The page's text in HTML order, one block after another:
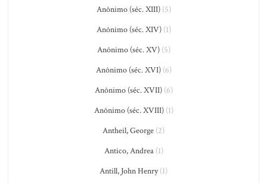
Anônimo (séc. XIII)(5)
Anônimo (séc. XIV)(1)
Anônimo (séc. XV)(5)
Anônimo (séc. XVI)(6)
Anônimo (séc. XVII)(6)
Anônimo (séc. XVIII)(1)
Antheil, George (2)
Antico, Andrea(1)
Antill, John Henry(1)